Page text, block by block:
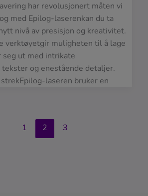
har revolusjonert måten vi
med Epilog-laserenkan du ta
nivå av presisjon og kreativitet.
verktøyetgir muligheten til å lage
ut med intrikate
og enestående detaljer.
laseren bruker en
1 2 3